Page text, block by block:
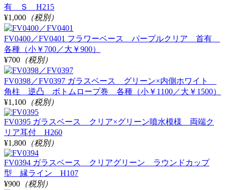
有 Ｓ H215
¥1,000 （税別）
FV0400／FV0401 フラワーベース パープルクリア 首有
各種（小￥700／大￥900）
¥700 （税別）
FV0398／FV0397 ガラスベース グリーン×内側ホワイト
角柱 逆凸 ボトムロープ巻 各種（小￥1100／大￥1500）
¥1,100 （税別）
FV0395 ガラスベース クリア×グリーン噴水模様 両端ク
リア耳付 H260
¥1,800 （税別）
FV0394 ガラスベース クリアグリーン ラウンドカップ
型 縁ライン H107
¥900 （税別）